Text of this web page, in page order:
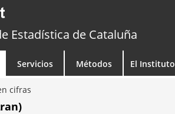
Estadística de Cataluña
Servicios Métodos El Instituto
cifras